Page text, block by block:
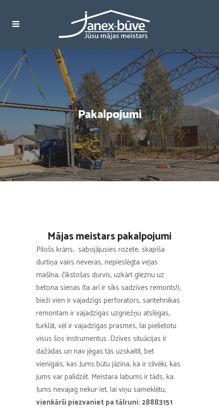
Pakalpojumi
Mājas meistars pakalpojumi
Pilošs krāns, sabojājusies rozete, skapīša
durtiņa vairs neveras, nepieslēgta veļas
mašīna, čīkstošas durvis, uzkārt gleznu uz
betona sienas (ta arī ir sīks sadzīves remonts!),
bieži vien ir vajadzīgs perforators, santehnikas
remontam ir vajadzīgas uzgriežņu atslēgas,
turklāt, vēl ir vajadzīgas prasmes, lai pielietotu
visus šos instrumentus. Dzīves situācijas ir
dažādas un nav jēgas tās uzskaitīt, bet
vienīgais, kas Jums būtu jāzina, ka ir cilvēki, kas
jums var palīdzēt. Meistara labums ir tāds, ka
Jums nevajag nekur iet, lai viņu sameklētu,
vienkārši piezvaniet pa tālruni: 28883151